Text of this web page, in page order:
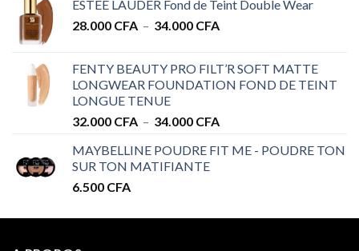
prix :
28.000 CFA
ESTEE LAUDER Fond de Teint Double Wear
28.000 CFA – 34.000 CFAPlage
28.000 CFA
à
FENTY BEAUTY PRO FILT’R SOFT MATTE
LONGWEAR FOUNDATION FOND DE TEINT
LONGUE TENUE
32.000 CFA – 34.000 CFAPlage
prix :
MAYBELLINE POUDRE FIT ME - POUDRE TON
SUR TON MATIFIANTE
6.500 CFA